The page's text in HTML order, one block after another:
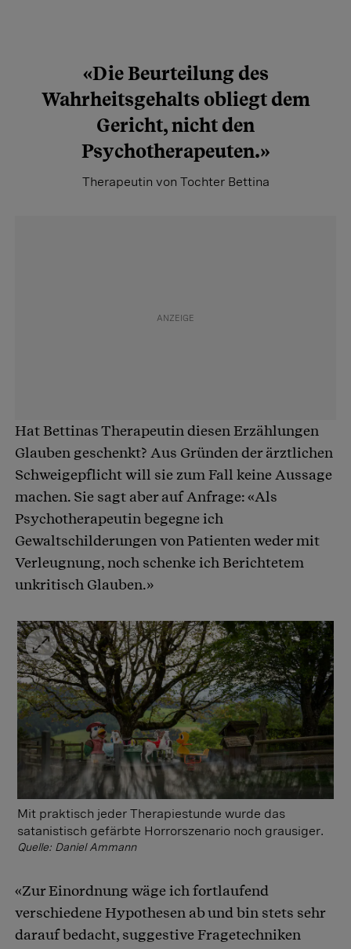
«Die Beurteilung des
Wahrheitsgehalts obliegt dem
Gericht, nicht den
Psychotherapeuten.»
Therapeutin von Tochter Bettina
Hat Bettinas Therapeutin diesen Erzählungen
Glauben geschenkt? Aus Gründen der ärztlichen
Schweigepflicht will sie zum Fall keine Aussage
machen. Sie sagt aber auf Anfrage: «Als
Psychotherapeutin begegne ich
Gewaltschilderungen von Patienten weder mit
Verleugnung, noch schenke ich Berichtetem
unkritisch Glauben.»
Mit praktisch jeder Therapiestunde wurde das
satanistisch gefärbte Horrorszenario noch grausiger.
Quelle: Daniel Ammann
«Zur Einordnung wäge ich fortlaufend
verschiedene Hypothesen ab und bin stets sehr
darauf bedacht, suggestive Fragetechniken